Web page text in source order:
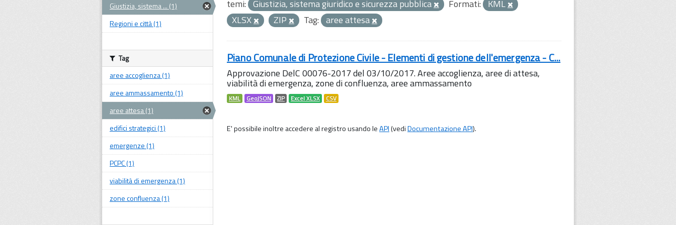
temi: Giustizia, sistema giuridico e sicurezza pubblica Formati: KML
XLSX
ZIP Tag: aree attesa
Piano Comunale di Protezione Civile - Elementi di gestione dell'emergenza - C...
Approvazione DelC 00076-2017 del 03/10/2017. Aree accoglienza, aree di attesa,
viabilità di emergenza, zone di confluenza, aree ammassamento
KML GeoJSON ZIP Excel XLSX CSV
E' possibile inoltre accedere al registro usando leAPI(vediDocumentazione API).
Giustizia, sistema ... (1)
Regioni e città (1)
Tag
aree accoglienza (1)
aree ammassamento (1)
aree attesa (1)
edifici strategici (1)
emergenze (1)
PCPC (1)
viabilità di emergenza (1)
zone confluenza (1)